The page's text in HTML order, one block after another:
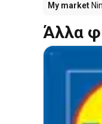
My market
Άλλα